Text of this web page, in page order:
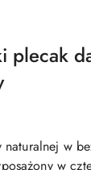
plecak
naturalnej w
w